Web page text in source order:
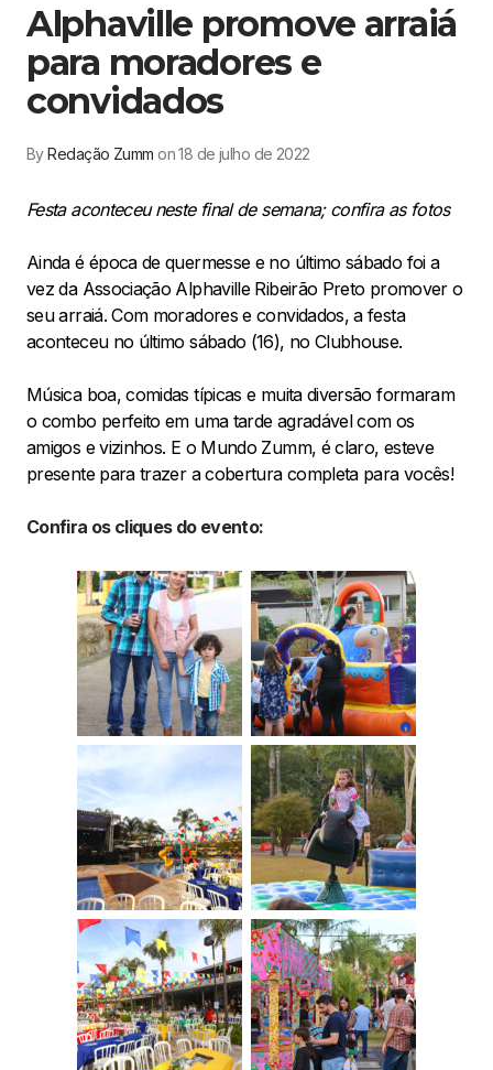
Alphaville promove arraiá
para moradores e
convidados
ByRedação Zumm on 18 de julho de 2022
Festa aconteceu neste final de semana; confira as fotos
Ainda é época de quermesse e no último sábado foi a
vez da Associação Alphaville Ribeirão Preto promover o
seu arraiá. Com moradores e convidados, a festa
aconteceu no último sábado (16), no Clubhouse.
Música boa, comidas típicas e muita diversão formaram
o combo perfeito em uma tarde agradável com os
amigos e vizinhos. E o Mundo Zumm, é claro, esteve
presente para trazer a cobertura completa para vocês!
Confira os cliques do evento: